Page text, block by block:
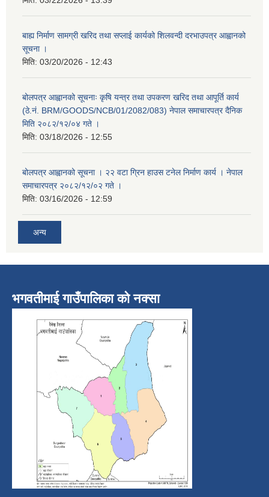
बाह्य निर्माण सामग्री खरिद तथा सप्लाई कार्यको शिलवन्दी दरभाउपत्र आह्वानको
सूचना ।
मिति: 03/20/2026 - 12:43
बोलपत्र आह्वानको सूचनाः कृषि यन्त्र तथा उपकरण खरिद तथा आपूर्ति कार्य
(ठे.नं. BRM/GOODS/NCB/01/2082/083) नेपाल समाचारपत्र दैनिक
मिति २०८२/१२/०४ गते ।
मिति: 03/18/2026 - 12:55
बोलपत्र आह्वानको सूचना । २२ वटा ग्रिन हाउस टनेल निर्माण कार्य । नेपाल
समाचारपत्र २०८२/१२/०२ गते ।
मिति: 03/16/2026 - 12:59
अन्य
भगवतीमाई गाउँपालिका को नक्सा